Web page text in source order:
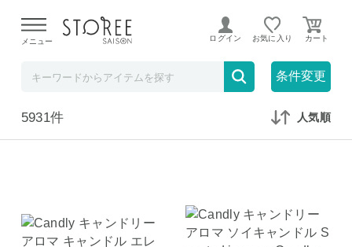
よる配送遅延が発生しております。
メニュー ログイン お気に入り
条件変更
在庫なしも表示 セール対象のみ
5931件 人気順